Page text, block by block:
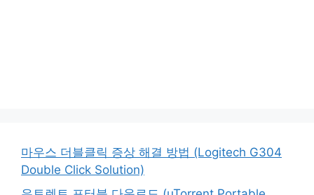
마우스 더블클릭 증상 해결 방법 (Logitech G304
Double Click Solution)